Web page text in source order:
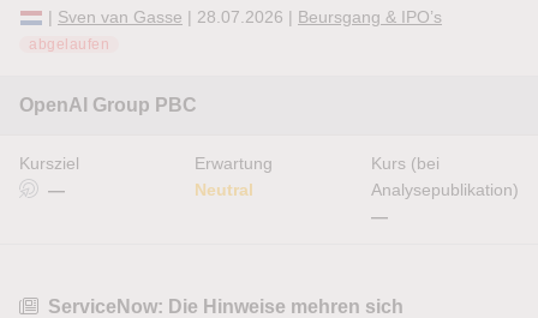
| Sven van Gasse | 28.07.2026 | Beursgang & IPO’s
abgelaufen
OpenAI Group PBC
Kursziel
—
Erwartung
Neutral
Kurs (bei
Analysepublikation)
—
ServiceNow: Die Hinweise mehren sich